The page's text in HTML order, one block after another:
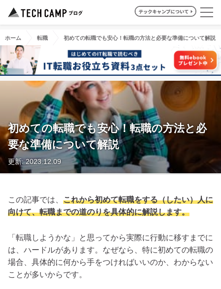
ホーム 転職 初めての転職でも安心！転職の方法と必要な準備について解説
初めての転職でも安心！転職の方法と必
要な準備について解説
更新: 2023.12.09
この記事では、 これから初めて転職をする（したい）人に
向けて、転職までの道のりを具体的に解説します。
「転職しようかな」と思ってから実際に行動に移すまでに
は、ハードルがあります。なぜなら、特に初めての転職の
場合、具体的に何から手をつければいいのか、わからない
ことが多いからです。